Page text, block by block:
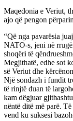
Maqedonia e Veriut,
ajo që pengon
“Që nga pavarësia
NATO-s, jeni në
shoqëri të
Megjithatë, edhe sot
së Veriut dhe
Një sondazh i fundit
të rinjtë duan të
kam dëgjuar
nëntë ditë më parë.
vend ku suksesi